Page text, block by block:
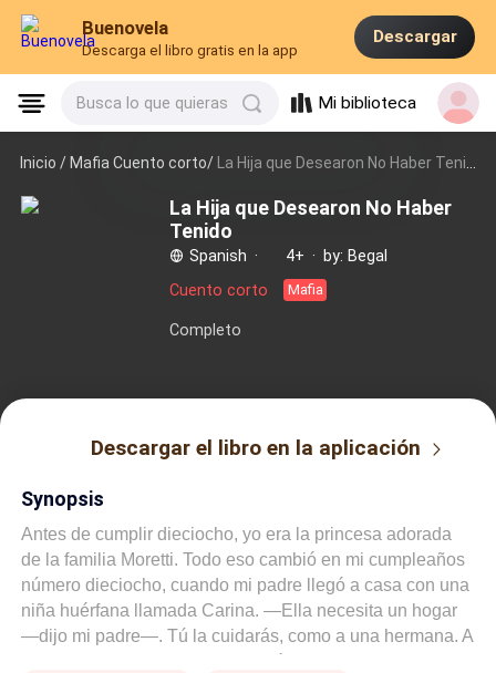
Buenovela
Descarga el libro gratis en la app
Descargar
Busca lo que quieras Mi biblioteca
Inicio /Mafia Cuento corto/ La Hija que Desearon No Haber Tenido
La Hija que Desearon No Haber
Tenido
Spanish · 4+ ·
by: Begal
Cuento corto
Mafia
Completo
Descargar el libro en la aplicación
Synopsis
Antes de cumplir dieciocho, yo era la princesa adorada
de la familia Moretti. Todo eso cambió en mi cumpleaños
número dieciocho, cuando mi padre llegó a casa con una
niña huérfana llamada Carina. —Ella necesita un hogar
—dijo mi padre—. Tú la cuidarás, como a una hermana. A